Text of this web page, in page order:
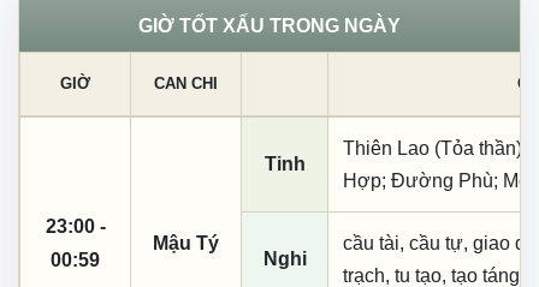
GIỜ TỐT XẤU TRONG NGÀY
GIỜ CAN CHI
23:00 -
00:59
Mậu Tý
Tinh
Thiên Lao (Tỏa thần);
Hợp; Đường Phù;
Nghi
cầu tài, cầu tự, giao
trạch, tu tạo, tạo táng,